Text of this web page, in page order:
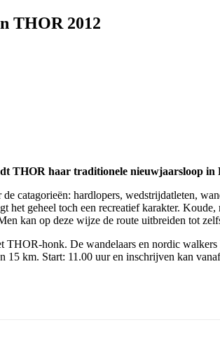
THOR 2012
THOR haar traditionele nieuwjaarsloop in
catagorieën: hardlopers, wedstrijdatleten,
het geheel toch een recreatief karakter.
kan op deze wijze de route uitbreiden tot
THOR-honk. De wandelaars en nordic
15 km. Start: 11.00 uur en inschrijven kan